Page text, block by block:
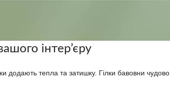
інтер’єру
додають тепла та затишку. Гілки бавовни чудово